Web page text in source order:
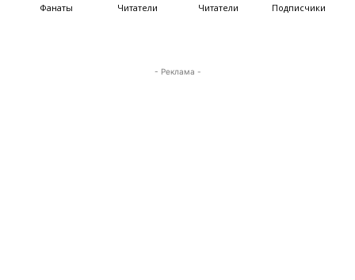
Фанаты Читатели Читатели Подписчики
- Реклама -